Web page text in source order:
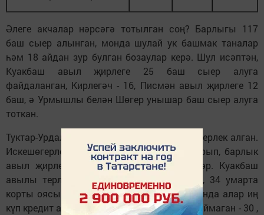
Әлеге акчалар нәрсәгә тотылган соң? Барлыгы 117
баш сыер алынган, монда шулай ук башмак таналар
һәм 18 айдан зур булган бозаулар керә. Шул исәптән,
Куакбаш авыл җирлеге 25 баш сыер алуга
файдаланган, Кирлегәч - 16, Писмән авыл җирлеге 12
баш, ә Урмышлы белән Шөгер унышар баш сыер алуга
тоткан.
Туктар-Урдалы авыл җирлеге 15 баш яшь терлек алган.
Искешөгерлеләр 100 баш кош-корт булдырып, барлык
авыл җирлекләрен дә уздырып киткәннәр. Куакбаш
авылы терлекләр белән генә чикләнмичә, 34 умарта
корты оясына баеткан, башкаларга караганда алар иң
күп кредит алучы. Сугышлылар да кимен куймаган - 30 ,